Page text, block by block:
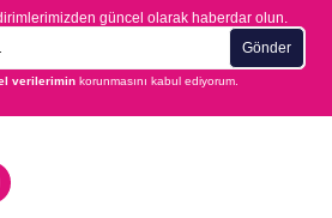
güncel olarak haberdar olun.
Gönder
verilerimin korunmasını kabul ediyorum.